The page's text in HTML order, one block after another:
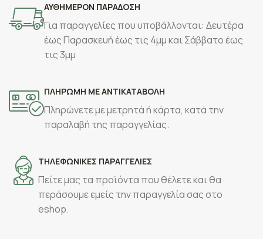
ΑΥΘΗΜΕΡΟΝ ΠΑΡΑΔΟΣΗ
Για παραγγελίες που υποβάλλονται: Δευτέρα
έως Παρασκευή έως τις 4μμ και Σάββατο έως
τις 3μμ
ΠΛΗΡΩΜΗ ΜΕ ΑΝΤΙΚΑΤΑΒΟΛΗ
Πληρώνετε με μετρητά ή κάρτα, κατά την
παραλαβή της παραγγελίας.
ΤΗΛΕΦΩΝΙΚΕΣ ΠΑΡΑΓΓΕΛΙΕΣ
Πείτε μας τα προϊόντα που θέλετε και θα
περάσουμε εμείς την παραγγελία σας στο
eshop.